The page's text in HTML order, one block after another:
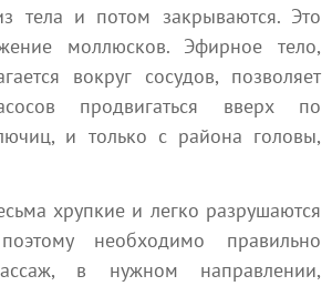
тела и потом закрываются. Это
моллюсков. Эфирное тело,
вокруг сосудов, позволяет
продвигаться вверх по
и только с района головы,
хрупкие и легко разрушаются
необходимо правильно
в нужном направлении,